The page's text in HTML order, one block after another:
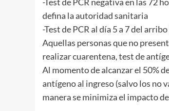
defina la autoridad sanitaria
-Test de PCR al día 5 a 7 del
Aquellas personas que no
realizar cuarentena, test de
Al momento de alcanzar el 50%
antígeno al ingreso (salvo los no
manera se minimiza el impacto